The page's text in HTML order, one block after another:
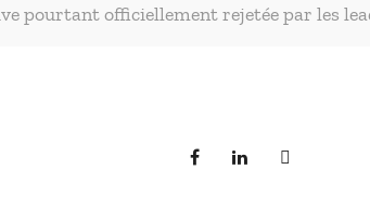
pourtant officiellement rejetée par les